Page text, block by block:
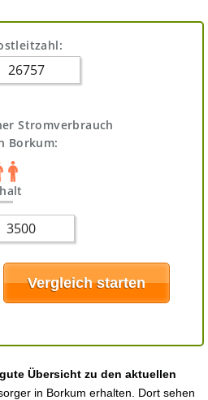
Stromverbrauch
Borkum:
gute Übersicht zu den aktuellen
in Borkum erhalten. Dort sehen